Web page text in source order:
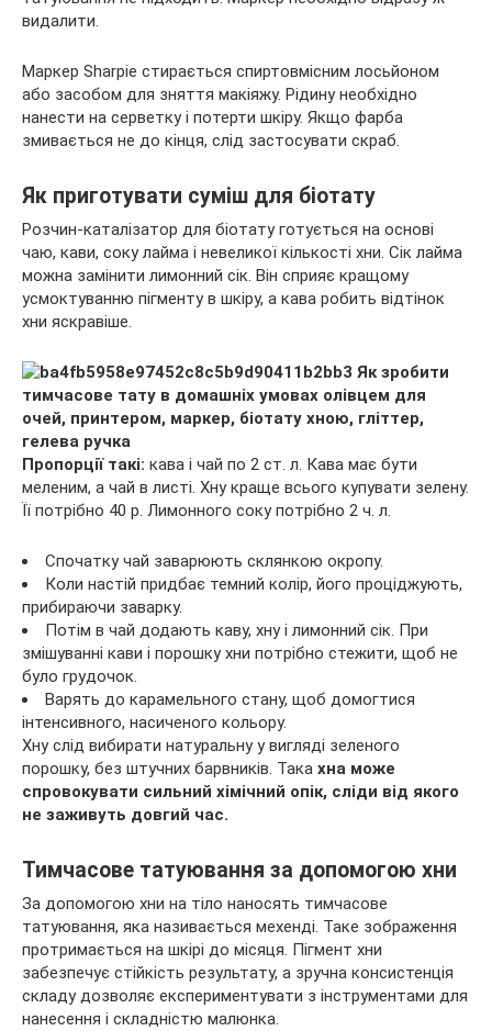
видалити.
Маркер Sharpie стирається спиртовмісним лосьйоном
або засобом для зняття макіяжу. Рідину необхідно
нанести на серветку і потерти шкіру. Якщо фарба
змивається не до кінця, слід застосувати скраб.
Як приготувати суміш для біотату
Розчин-каталізатор для біотату готується на основі
чаю, кави, соку лайма і невеликої кількості хни. Сік лайма
можна замінити лимонний сік. Він сприяє кращому
усмоктуванню пігменту в шкіру, а кава робить відтінок
хни яскравіше.
Пропорції такі: кава і чай по 2 ст. л. Кава має бути
меленим, а чай в листі. Хну краще всього купувати зелену.
Її потрібно 40 р. Лимонного соку потрібно 2 ч. л.
Спочатку чай заварюють склянкою окропу.
Коли настій придбає темний колір, його проціджують,
прибираючи заварку.
Потім в чай додають каву, хну і лимонний сік. При
змішуванні кави і порошку хни потрібно стежити, щоб не
було грудочок.
Варять до карамельного стану, щоб домогтися
інтенсивного, насиченого кольору.
Хну слід вибирати натуральну у вигляді зеленого
порошку, без штучних барвників. Така хна може
спровокувати сильний хімічний опік, сліди від якого
не заживуть довгий час.
Тимчасове татуювання за допомогою хни
За допомогою хни на тіло наносять тимчасове
татуювання, яка називається мехенді. Таке зображення
протримається на шкірі до місяця. Пігмент хни
забезпечує стійкість результату, а зручна консистенція
складу дозволяє експериментувати з інструментами для
нанесення і складністю малюнка.